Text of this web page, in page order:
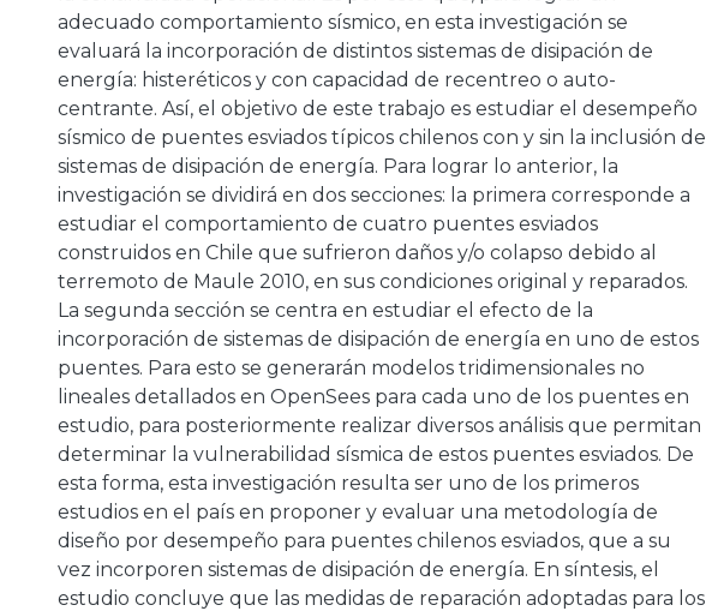
adecuado comportamiento sísmico, en esta investigación se
evaluará la incorporación de distintos sistemas de disipación de
energía: histeréticos y con capacidad de recentreo o auto-
centrante. Así, el objetivo de este trabajo es estudiar el desempeño
sísmico de puentes esviados típicos chilenos con y sin la inclusión de
sistemas de disipación de energía. Para lograr lo anterior, la
investigación se dividirá en dos secciones: la primera corresponde a
estudiar el comportamiento de cuatro puentes esviados
construidos en Chile que sufrieron daños y/o colapso debido al
terremoto de Maule 2010, en sus condiciones original y reparados.
La segunda sección se centra en estudiar el efecto de la
incorporación de sistemas de disipación de energía en uno de estos
puentes. Para esto se generarán modelos tridimensionales no
lineales detallados en OpenSees para cada uno de los puentes en
estudio, para posteriormente realizar diversos análisis que permitan
determinar la vulnerabilidad sísmica de estos puentes esviados. De
esta forma, esta investigación resulta ser uno de los primeros
estudios en el país en proponer y evaluar una metodología de
diseño por desempeño para puentes chilenos esviados, que a su
vez incorporen sistemas de disipación de energía. En síntesis, el
estudio concluye que las medidas de reparación adoptadas para los